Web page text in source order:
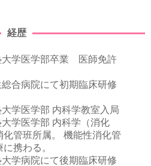
経歴
大学医学部卒業 医師免許
合病院にて初期臨床研修
学医学部 内科学教室入局
学医学部 内科学（消化
管班所属。 機能性消化管
携わる。
学病院にて後期臨床研修